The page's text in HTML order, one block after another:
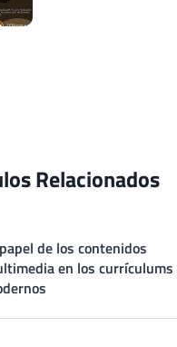
Relacionados
de los contenidos
en los currículums